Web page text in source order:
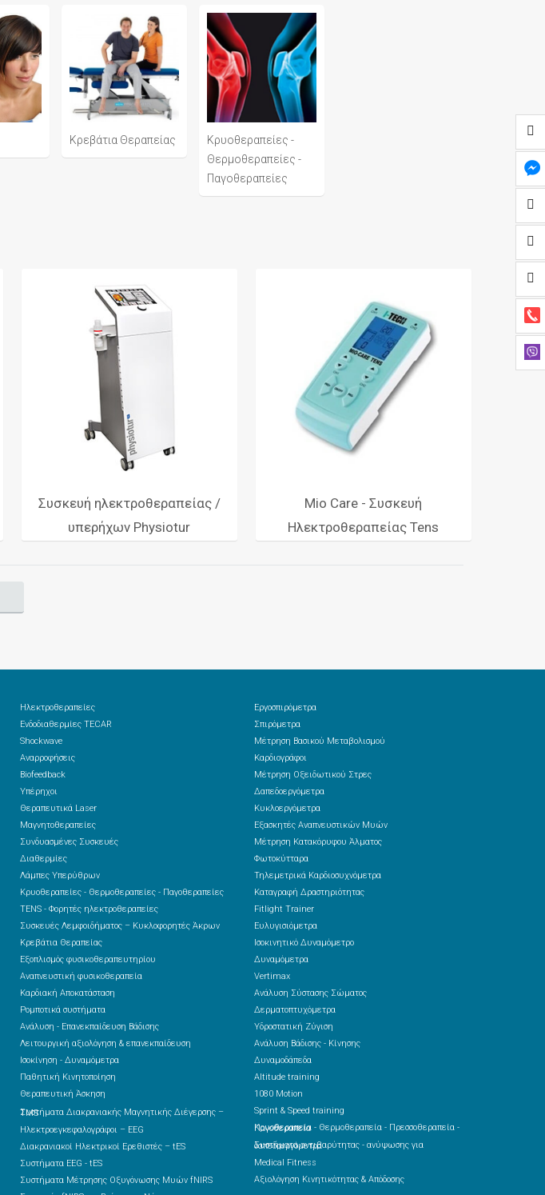
Κρεβάτια Θεραπείας
Κρυοθεραπείες -
Θερμοθεραπείες -
Παγοθεραπείες
Συσκευή ηλεκτροθεραπείας /
υπερήχων Physiotur
Mio Care - Συσκευή
Ηλεκτροθεραπείας Tens
Ηλεκτροθεραπείες
Ενδοδιαθερμίες TECAR
Shockwave
Αναρροφήσεις
Biofeedback
Υπέρηχοι
Θεραπευτικά Laser
Μαγνητοθεραπείες
Συνδυασμένες Συσκευές
Διαθερμίες
Λάμπες Υπερύθρων
Κρυοθεραπείες - Θερμοθεραπείες - Παγοθεραπείες
TENS - Φορητές ηλεκτροθεραπείες
Συσκευές Λεμφοιδήματος – Κυκλοφορητές Άκρων
Κρεβάτια Θεραπείας
Εξοπλισμός φυσικοθεραπευτηρίου
Αναπνευστική φυσικοθεραπεία
Καρδιακή Αποκατάσταση
Ρομποτικά συστήματα
Ανάλυση - Επανεκπαίδευση Βάδισης
Λειτουργική αξιολόγηση & επανεκπαίδευση
Ισοκίνηση - Δυναμόμετρα
Παθητική Κινητοποίηση
Θεραπευτική Άσκηση
Συστήματα Διακρανιακής Μαγνητικής Διέγερσης – TMS
Ηλεκτροεγκεφαλογράφοι – EEG
Διακρανιακοί Ηλεκτρικοί Ερεθιστές – tES
Συστήματα EEG - tES
Συστήματα Μέτρησης Οξυγόνωσης Μυών fNIRS
Εργοσπιρόμετρα
Σπιρόμετρα
Μέτρηση Βασικού Μεταβολισμού
Καρδιογράφοι
Μέτρηση Οξειδωτικού Στρες
Δαπεδοεργόμετρα
Κυκλοεργόμετρα
Εξασκητές Αναπνευστικών Μυών
Μέτρηση Κατακόρυφου Άλματος
Φωτοκύτταρα
Τηλεμετρικά Καρδιοσυχνόμετρα
Καταγραφή Δραστηριότητας
Fitlight Trainer
Ευλυγισιόμετρα
Ισοκινητικό Δυναμόμετρο
Δυναμόμετρα
Vertimax
Ανάλυση Σύστασης Σώματος
Δερματοπτυχόμετρα
Υδροστατική Ζύγιση
Ανάλυση Βάδισης - Κίνησης
Δυναμοδάπεδα
Altitude training
1080 Motion
Sprint & Speed training
Κρυοθεραπεία - Θερμοθεραπεία - Πρεσσοθεραπεία - Παγοθεραπεία
Συστήματα αντιβαρύτητας - ανύψωσης για δαπεδοεργόμετρα
Medical Fitness
Αξιολόγηση Κινητικότητας & Απόδοσης